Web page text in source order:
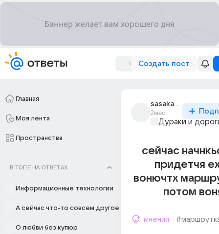
Создать пост
Главная
Моя лента
Пространства
В ТОПЕ НА ОТВЕТАХ
Информационные технологии
А сейчас что-то совсем другое
О любви без купюр
sasaka7777
2мес
Дураки и
сейчас
придетчя
вонючтх
потом
мнения